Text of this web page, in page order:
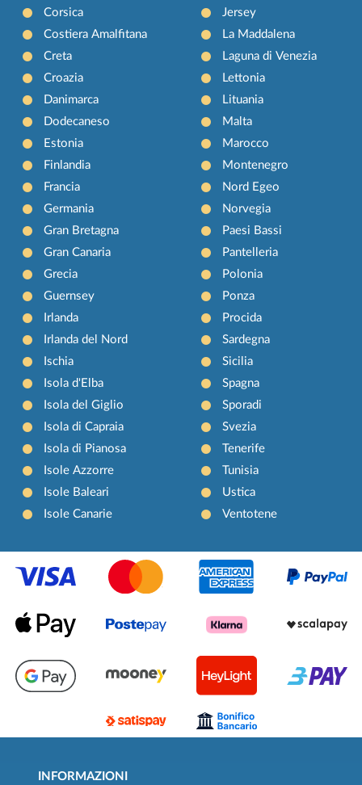
Corsica
Costiera Amalfitana
Creta
Croazia
Danimarca
Dodecaneso
Estonia
Finlandia
Francia
Germania
Gran Bretagna
Gran Canaria
Grecia
Guernsey
Irlanda
Irlanda del Nord
Ischia
Isola d'Elba
Isola del Giglio
Isola di Capraia
Isola di Pianosa
Isole Azzorre
Isole Baleari
Isole Canarie
Jersey
La Maddalena
Laguna di Venezia
Lettonia
Lituania
Malta
Marocco
Montenegro
Nord Egeo
Norvegia
Paesi Bassi
Pantelleria
Polonia
Ponza
Procida
Sardegna
Sicilia
Spagna
Sporadi
Svezia
Tenerife
Tunisia
Ustica
Ventotene
INFORMAZIONI